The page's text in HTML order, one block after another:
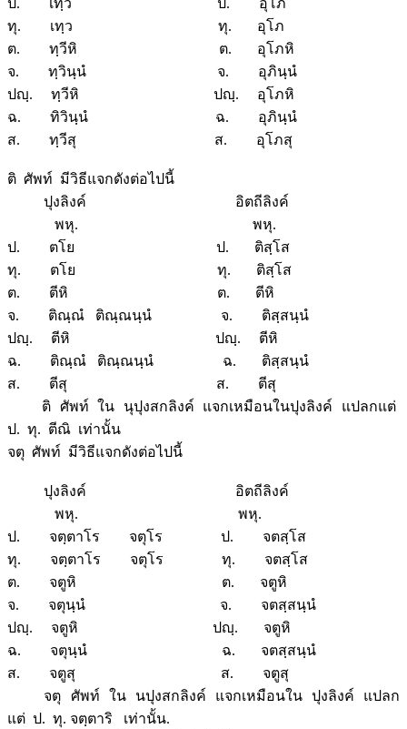
ป. เทฺว ป. อุโภ
ทุ. เทฺว ทุ. อุโภ
ต. ทฺวีหิ ต. อุโภหิ
จ. ทฺวินฺนํ จ. อุภินฺนํ
ปญฺ. ทฺวีหิ ปญฺ. อุโภหิ
ฉ. ทิวินฺนํ ฉ. อุภินฺนํ
ส. ทฺวีสุ ส. อุโภสุ
ติ ศัพท์ มีวิธีแจกดังต่อไปนี้
ปุงลิงค์ อิตถีลิงค์
พหุ. พหุ.
ป. ตโย ป. ติสฺโส
ทุ. ตโย ทุ. ติสฺโส
ต. ตีหิ ต. ตีหิ
จ. ติณฺณํ ติณฺณนฺนํ จ. ติสฺสนฺนํ
ปญฺ. ตีหิ ปญฺ. ตีหิ
ฉ. ติณฺณํ ติณฺณนฺนํ ฉ. ติสฺสนฺนํ
ส. ตีสุ ส. ตีสุ
ติ ศัพท์ ใน นุปุงสกลิงค์ แจกเหมือนในปุงลิงค์ แปลกแต่
ป. ทุ. ตีณิ เท่านั้น
จตุ ศัพท์ มีวิธีแจกดังต่อไปนี้
ปุงลิงค์ อิตถีลิงค์
พหุ. พหุ.
ป. จตฺตาโร จตุโร ป. จตสฺโส
ทุ. จตฺตาโร จตุโร ทุ. จตสฺโส
ต. จตูหิ ต. จตูหิ
จ. จตุนฺนํ จ. จตสฺสนฺนํ
ปญฺ. จตูหิ ปญฺ. จตูหิ
ฉ. จตุนฺนํ ฉ. จตสฺสนฺนํ
ส. จตูสุ ส. จตูสุ
จตุ ศัพท์ ใน นปุงสกลิงค์ แจกเหมือนใน ปุงลิงค์ แปลก
แต่ ป. ทุ. จตฺตาริ เท่านั้น.